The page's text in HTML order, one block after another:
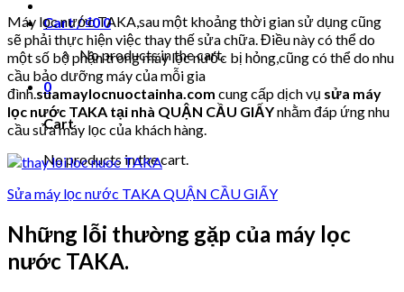
Cart /₫00
No products in the cart.
0
Cart
No products in the cart.
Máy lọc nước TAKA,sau một khoảng thời gian sử dụng cũng
sẽ phải thực hiện việc thay thế sửa chữa. Điều này có thể do
một số bộ phận trong máy lọc nước bị hỏng,cũng có thể do nhu
cầu bảo dưỡng máy của mỗi gia
đình.suamaylocnuoctainha.com cung cấp dịch vụ sửa máy
lọc nước TAKA tại nhà QUẬN CẦU GIẤYnhằm đáp ứng nhu
cầu sửa máy lọc của khách hàng.
Sửa máy lọc nước TAKA QUẬN CẦU GIẤY
Những lỗi thường gặp của máy lọc
nước TAKA.